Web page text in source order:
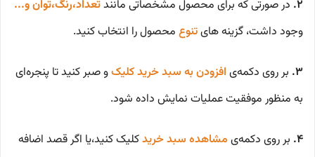
2. در صورتی که برای محصول مشخصاتی مانندتعداد،رنگ،توان و...
وجود داشت، گزینه هایتنوع محصول را انتخاب کنید.
3. بر روی دکمه‌ی افزودن به سبد خرید کلیکو صبر کنید تا پنجره‌ای
به منظور موفقیت عملیات نمایش داده شود.
4. بر روی دکمه‌ی مشاهده سبد خریدکلیک کنید،یا اگر قصد اضافه